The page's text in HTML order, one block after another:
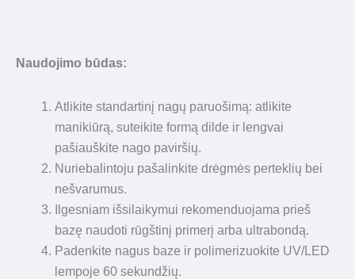
Naudojimo būdas:
Atlikite standartinį nagų paruošimą: atlikite
manikiūrą, suteikite formą dilde ir lengvai
pašiauškite nago paviršių.
Nuriebalintoju pašalinkite drėgmės perteklių bei
nešvarumus.
Ilgesniam išsilaikymui rekomenduojama prieš
bazę naudoti rūgštinį primerį arba ultrabondą.
Padenkite nagus baze ir polimerizuokite UV/LED
lempoje 60 sekundžių.